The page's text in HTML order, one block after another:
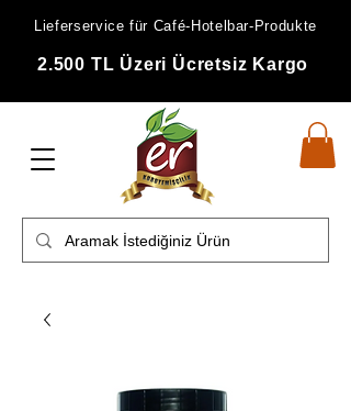
Lieferservice für Café-Hotelbar-Produkte
2.500 TL Üzeri Ücretsiz Kargo